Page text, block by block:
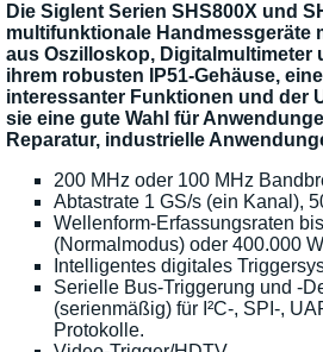
Die Siglent Serien SHS800X und
multifunktionale Handmessgeräte
aus Oszilloskop, Digitalmultimeter
ihrem robusten IP51-Gehäuse,
interessanter Funktionen und der
sie eine gute Wahl für
Reparatur, industrielle
200 MHz oder 100 MHz
Abtastrate 1 GS/s (ein Kanal),
Wellenform-Erfassungsraten
(Normalmodus) oder 400.000
Intelligentes digitales
Serielle Bus-Triggerung und -
(serienmäßig) für I²C-, SPI-,
Protokolle.